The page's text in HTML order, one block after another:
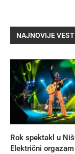
NAJNOVIJE
Rok spektakl u
Električni